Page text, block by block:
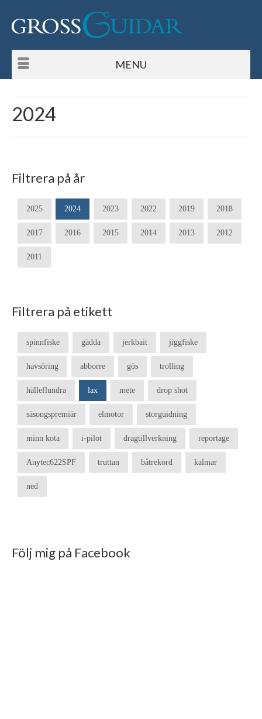
MENU
2024
Filtrera på år
2025 2024 2023 2022 2019 2018
2017 2016 2015 2014 2013 2012
2011
Filtrera på etikett
spinnfiske gädda jerkbait jiggfiske
havsöring abborre gös trolling
hälleflundra lax mete drop shot
säsongspremiär elmotor storguidning
minn kota i-pilot dragtillverkning reportage
Anytec622SPF truttan båtrekord kalmar
ned
Följ mig på Facebook